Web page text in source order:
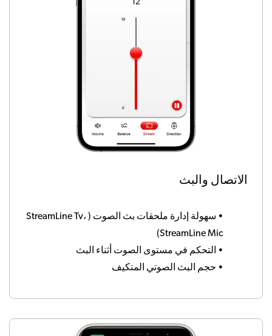
الاتصال والبث
•
سهولة إدارة ملحقات بث الصوت ( StreamLine Tv،
StreamLine Mic)
• التحكم في مستوى الصوت أثناء البث
• حجم البث الصوتي المتكيف